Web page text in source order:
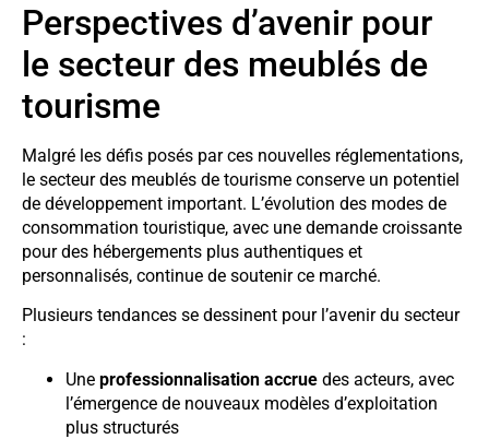
Perspectives d’avenir pour
le secteur des meublés de
tourisme
Malgré les défis posés par ces nouvelles réglementations,
le secteur des meublés de tourisme conserve un potentiel
de développement important. L’évolution des modes de
consommation touristique, avec une demande croissante
pour des hébergements plus authentiques et
personnalisés, continue de soutenir ce marché.
Plusieurs tendances se dessinent pour l’avenir du secteur
:
Une professionnalisation accrue des acteurs, avec
l’émergence de nouveaux modèles d’exploitation
plus structurés